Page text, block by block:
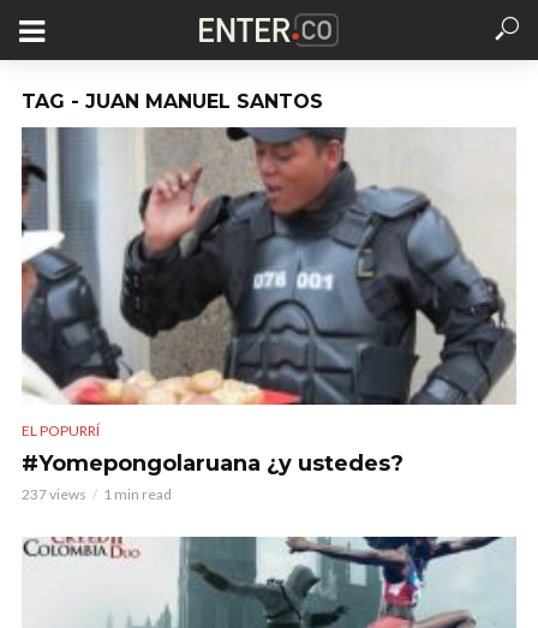
TAG - JUAN MANUEL SANTOS
EL POPURRÍ
#Yomepongolaruana ¿y ustedes?
237 views 1 min read